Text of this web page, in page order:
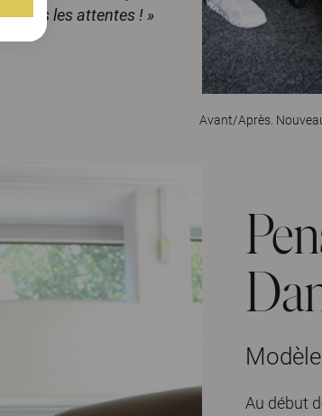
les attentes ! »
Avant/Après.
Au début